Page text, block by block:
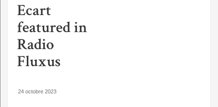
Ecart
featured in
Radio
Fluxus
24 octobre 2023